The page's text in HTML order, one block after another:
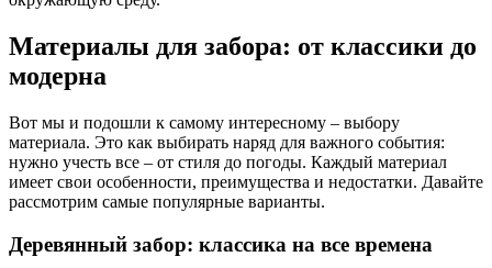
Материалы для забора: от классики до
модерна
Вот мы и подошли к самому интересному – выбору
материала. Это как выбирать наряд для важного события:
нужно учесть все – от стиля до погоды. Каждый материал
имеет свои особенности, преимущества и недостатки. Давайте
рассмотрим самые популярные варианты.
Деревянный забор: классика на все времена